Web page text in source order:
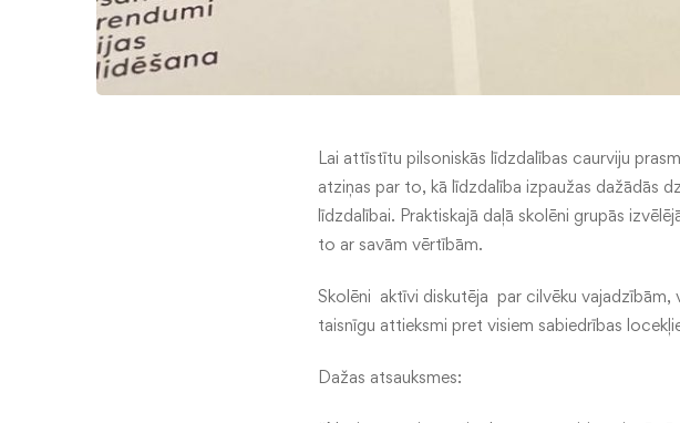
Lai attīstītu pilsoniskās līdzdalības caurviju
atziņas par to, kā līdzdalība izpaužas dažādās
līdzdalībai. Praktiskajā daļā skolēni grupās
to ar savām vērtībām.
Skolēni aktīvi diskutēja par cilvēku vajadzībām,
taisnīgu attieksmi pret visiem sabiedrības
Dažas atsauksmes: